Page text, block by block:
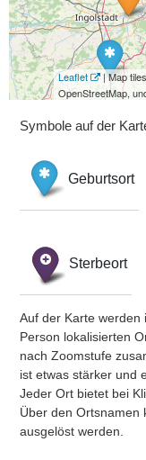
Leaflet
| Map
OpenStreetMap,
Symbole auf der
Geburtsort
Sterbeort
Auf der Karte werden
Person lokalisierten
nach Zoomstufe
ist etwas stärker und
Jeder Ort bietet bei
Über den Ortsnamen
ausgelöst werden.